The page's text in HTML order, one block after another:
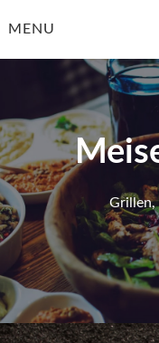
toMENU
Grillen,